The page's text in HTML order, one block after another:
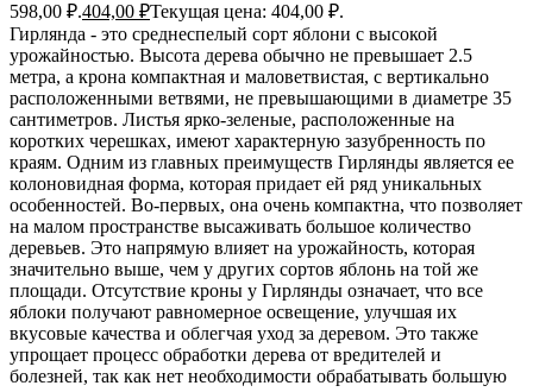
598,00 ₽.404,00 ₽Текущая цена: 404,00 ₽.
Гирлянда - это среднеспелый сорт яблони с высокой
урожайностью. Высота дерева обычно не превышает 2.5
метра, а крона компактная и маловетвистая, с вертикально
расположенными ветвями, не превышающими в диаметре 35
сантиметров. Листья ярко-зеленые, расположенные на
коротких черешках, имеют характерную зазубренность по
краям. Одним из главных преимуществ Гирлянды является ее
колоновидная форма, которая придает ей ряд уникальных
особенностей. Во-первых, она очень компактна, что позволяет
на малом пространстве высаживать большое количество
деревьев. Это напрямую влияет на урожайность, которая
значительно выше, чем у других сортов яблонь на той же
площади. Отсутствие кроны у Гирлянды означает, что все
яблоки получают равномерное освещение, улучшая их
вкусовые качества и облегчая уход за деревом. Это также
упрощает процесс обработки дерева от вредителей и
болезней, так как нет необходимости обрабатывать большую